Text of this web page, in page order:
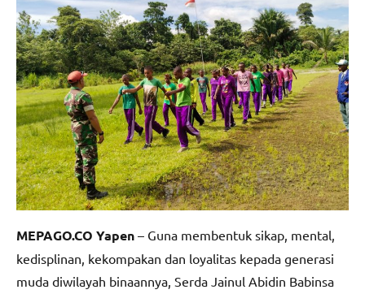
MEPAGO.CO Yapen – Guna membentuk sikap, mental,
kedisplinan, kekompakan dan loyalitas kepada generasi
muda diwilayah binaannya, Serda Jainul Abidin Babinsa